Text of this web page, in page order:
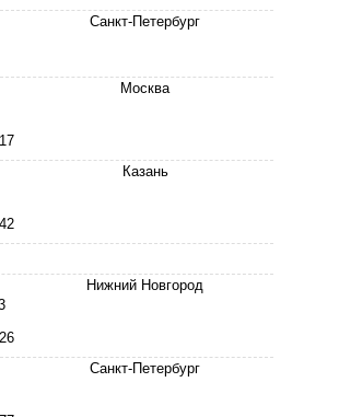
Санкт-Петербург
Москва
Казань
Нижний Новгород
Санкт-Петербург